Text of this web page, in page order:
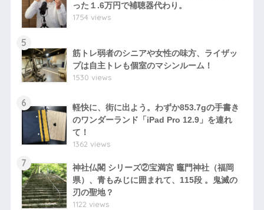
った１.6万円で補聴器代わり。
1754 views
5
筋トレ弱者のシニアや女性の味方、ライザッ
プは自主トレも個室のマシンルーム！
1530 views
6
軽快に、街に出よう。わずか853.7gの手書き
のワンダーランド「iPad Pro 12.9」を連れ
て！
1362 views
7
神社仏閣 シリーズ②宝満宮 竈門神社（福岡
県）、青もみじに囲まれて、115段 。鬼滅の
刃の聖地？
1122 views